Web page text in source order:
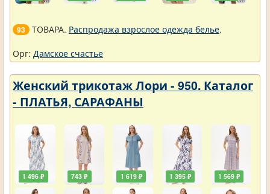
93 ТОВАРА. Распродажа взрослое одежда белье.
Орг: Дамское счастье
Женский трикотаж Лори - 950. Каталог
- ПЛАТЬЯ, САРАФАНЫ
1 496 ₽ 743 ₽ 1 619 ₽ 1 395 ₽ 1 569 ₽